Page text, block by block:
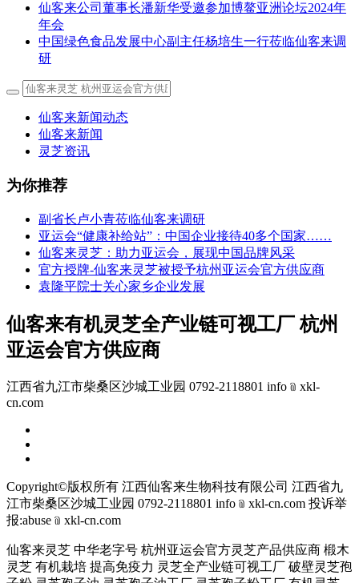
仙客来公司董事长潘新华受邀参加博鳌亚洲论坛2024年
年会
中国绿色食品发展中心副主任杨培生一行莅临仙客来调
研
仙客来新闻动态
仙客来新闻
灵芝资讯
为你推荐
副省长卢小青莅临仙客来调研
亚运会“健康补给站”：中国企业接待40多个国家……
仙客来灵芝：助力亚运会，展现中国品牌风采
官方授牌-仙客来灵芝被授予杭州亚运会官方供应商
袁隆平院士关心家乡企业发展
仙客来有机灵芝全产业链可视工厂 杭州
亚运会官方供应商
江西省九江市柴桑区沙城工业园 0792-2118801 info﹫xkl-
cn.com
Copyright©版权所有 江西仙客来生物科技有限公司 江西省九
江市柴桑区沙城工业园 0792-2118801 info﹫xkl-cn.com 投诉举
报:abuse﹫xkl-cn.com
仙客来灵芝 中华老字号 杭州亚运会官方灵芝产品供应商 椴木
灵芝 有机栽培 提高免疫力 灵芝全产业链可视工厂 破壁灵芝孢